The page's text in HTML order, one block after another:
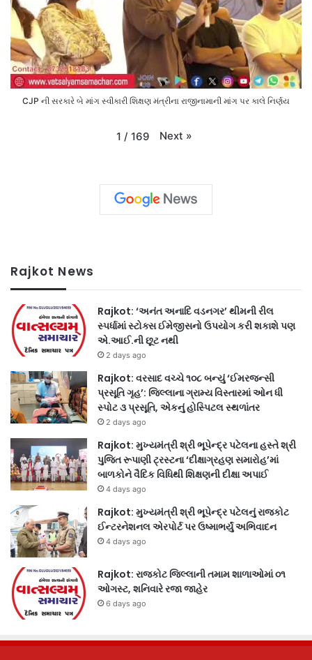
CJP ની સરકારે બે માંગ સ્વીકારી શિક્ષણ મંત્રીના રાજીનામાની માંગ પર કાલે નિર્ણય
1 / 169 Next »
Rajkot News
Rajkot: ‘અનંત અનાદિ વડનગર’ થીમની રીલ
સ્પર્ધામાં સ્ટોક્સ ઈમેજીસનો ઉપયોગ કરી શકાશે પણ
એ.આઈ.ની છૂટ નથી
2 days ago
Rajkot: વરસાદ વચ્ચે ૧૦૮ બન્યું ‘ઈમરજન્સી
પ્રસૂતિ ગૃહ’: જિલ્લાના ગ્રામ્ય વિસ્તારમાં ઓન ધી
સ્પોટ ૩ પ્રસૂતિ, એકનું હોસ્પિટલ સ્થળાંતર
2 days ago
Rajkot: મુખ્યમંત્રી શ્રી ભૂપેન્દ્ર પટેલના હસ્તે શ્રી
પુજિત રૂપાણી ટ્રસ્ટના ‘દીક્ષાગ્રહણ સમારોહ’માં
બાળકોને વૈદિક વિધિથી શિક્ષણની દીક્ષા અપાઈ
4 days ago
Rajkot: મુખ્યમંત્રી શ્રી ભૂપેન્દ્ર પટેલનું રાજકોટ
ઈન્ટરનેશનલ એરપોર્ટ પર ઉષ્માભર્યું અભિવાદન
4 days ago
Rajkot: રાજકોટ જિલ્લાની તમામ શાળાઓમાં ૦૧
ઓગસ્ટ, શનિવારે રજા જાહેર
6 days ago